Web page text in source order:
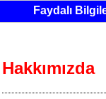
Faydalı
Hakkımızda